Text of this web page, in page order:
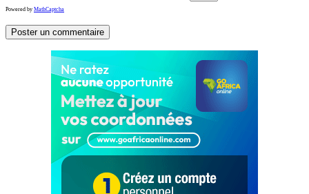
Powered by MathCaptcha